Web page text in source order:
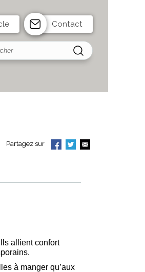
Contact
Partagez sur
allient confort
à manger qu’aux